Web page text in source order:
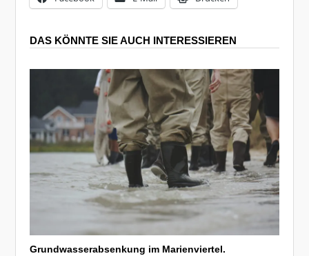
DAS KÖNNTE SIE AUCH INTERESSIEREN
Grundwasserabsenkung im Marienviertel.